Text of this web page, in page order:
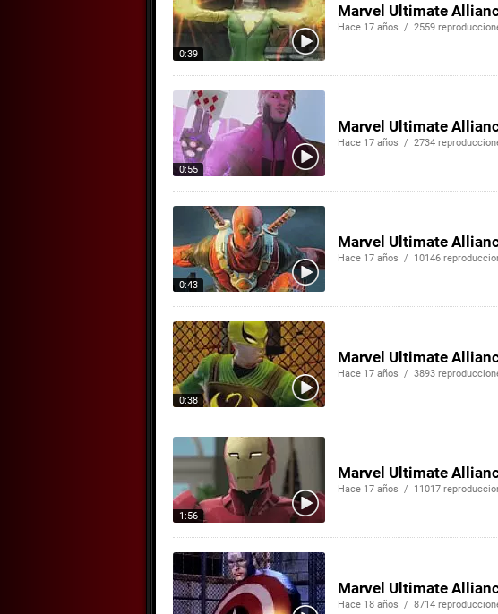
0:39
Marvel Ultimate
Hace 17 años / 2559
0:55
Marvel Ultimate
Hace 17 años / 2734
0:43
Marvel Ultimate
Hace 17 años / 10146
0:38
Marvel Ultimate
Hace 17 años / 3893
1:56
Marvel Ultimate
Hace 17 años / 11017
Marvel Ultimate
Hace 18 años / 8714